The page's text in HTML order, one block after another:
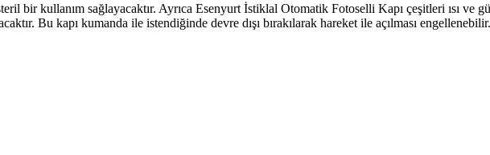
bir kullanım sağlayacaktır. Ayrıca Esenyurt İstiklal Otomatik Fotoselli Kapı çeşitleri ısı ve
Bu kapı kumanda ile istendiğinde devre dışı bırakılarak hareket ile açılması engellenebilir.